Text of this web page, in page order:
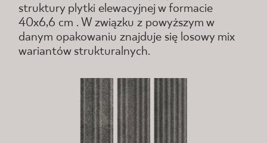
struktury plytki elewacyjnej w formacie
40x6,6 cm . W związku z powyższym w
danym opakowaniu znajduje się losowy mix
wariantów strukturalnych.